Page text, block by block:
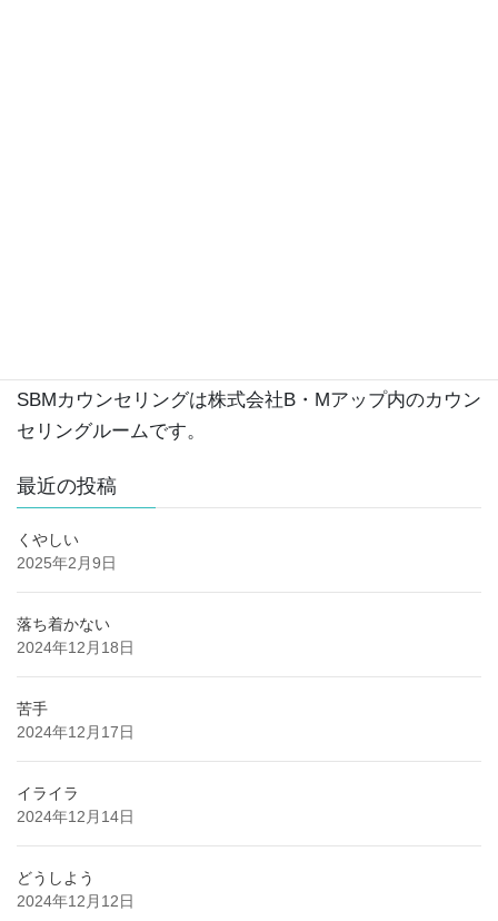
SBMカウンセリングは株式会社B・Mアップ内のカウン
セリングルームです。
最近の投稿
くやしい
2025年2月9日
落ち着かない
2024年12月18日
苦手
2024年12月17日
イライラ
2024年12月14日
どうしよう
2024年12月12日